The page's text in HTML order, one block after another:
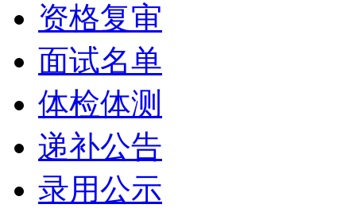
资格复审
面试名单
体检体测
递补公告
录用公示